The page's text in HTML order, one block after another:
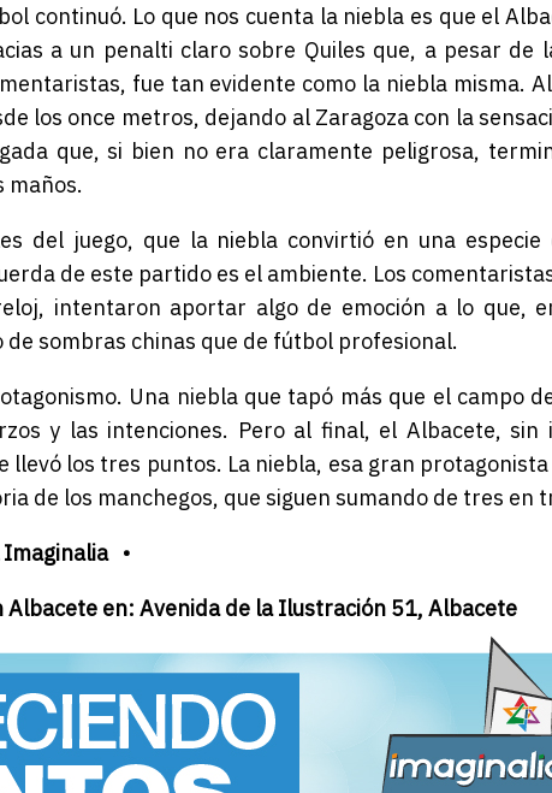
continuó. Lo que nos cuenta la niebla es que el
a un penalti claro sobre Quiles que, a pesar de
fue tan evidente como la niebla misma.
los once metros, dejando al Zaragoza con la
que, si bien no era claramente peligrosa,
maños.
del juego, que la niebla convirtió en una especie
de este partido es el ambiente. Los
intentaron aportar algo de emoción a lo que,
sombras chinas que de fútbol profesional.
Una niebla que tapó más que el campo
y las intenciones. Pero al final, el Albacete, sin
llevó los tres puntos. La niebla, esa gran
de los manchegos, que siguen sumando de tres en
Imaginalia •
Albacete en: Avenida de la Ilustración 51, Albacete